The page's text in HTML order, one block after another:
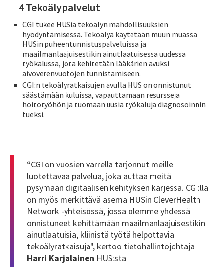
4 Tekoälypalvelut
CGI tukee HUSia tekoälyn mahdollisuuksien
hyödyntämisessä. Tekoälyä käytetään muun muassa
HUSin puheentunnistuspalveluissa ja
maailmanlaajuisestikin ainutlaatuisessa uudessa
työkalussa, jota kehitetään lääkärien avuksi
aivoverenvuotojen tunnistamiseen.
CGI:n tekoälyratkaisujen avulla HUS on onnistunut
säästämään kuluissa, vapauttamaan resursseja
hoitotyöhön ja tuomaan uusia työkaluja diagnosoinnin
tueksi.
“CGI on vuosien varrella tarjonnut meille
luotettavaa palvelua, joka auttaa meitä
pysymään digitaalisen kehityksen kärjessä. CGI:llä
on myös merkittävä asema HUSin CleverHealth
Network -yhteisössä, jossa olemme yhdessä
onnistuneet kehittämään maailmanlaajuisestikin
ainutlaatuisia, kliinistä työtä helpottavia
tekoälyratkaisuja", kertoo tietohallintojohtaja
Harri Karjalainen HUS:sta